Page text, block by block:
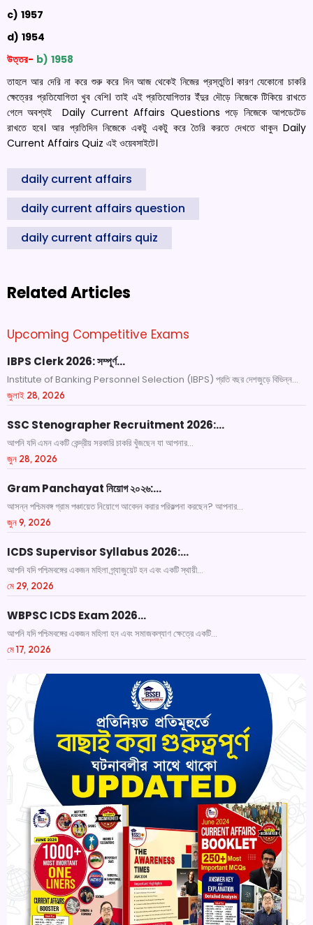
c) 1957
d) 1954
উত্তর- b) 1958
তাহলে আর দেরি না করে শুরু করে দিন আজ থেকেই নিজের প্রস্তুতি। কারণ যেকোনো চাকরি
ক্ষেত্রের প্রতিযোগিতা খুব বেশি। তাই এই প্রতিযোগিতার ইঁদুর দৌড়ে নিজেকে টিকিয়ে রাখতে
গেলে অবশ্যই Daily Current Affairs Questions পড়ে নিজেকে আপডেটেড
রাখতে হবে। আর প্রতিদিন নিজেকে একটু একটু করে তৈরি করতে দেখতে থাকুন Daily
Current Affairs Quiz এই ওয়েবসাইটে।
daily current affairs
daily current affairs question
daily current affairs quiz
Related Articles
Upcoming Competitive Exams
IBPS Clerk 2026: সম্পূর্ণ…
Institute of Banking Personnel Selection (IBPS) প্রতি বছর দেশজুড়ে বিভিন্ন...
জুলাই 28, 2026
SSC Stenographer Recruitment 2026:…
আপনি যদি এমন একটি কেন্দ্রীয় সরকারি চাকরি খুঁজছেন যা আপনার...
জুন 28, 2026
Gram Panchayat নিয়োগ ২০২৬:…
আসন্ন পশ্চিমবঙ্গ গ্রাম পঞ্চায়েত নিয়োগে আবেদন করার পরিকল্পনা করছেন? আপনার...
জুন 9, 2026
ICDS Supervisor Syllabus 2026:…
আপনি যদি পশ্চিমবঙ্গের একজন মহিলা গ্র্যাজুয়েট হন এবং একটি স্থায়ী...
মে 29, 2026
WBPSC ICDS Exam 2026…
আপনি যদি পশ্চিমবঙ্গের একজন মহিলা হন এবং সমাজকল্যাণ ক্ষেত্রে একটি...
মে 17, 2026